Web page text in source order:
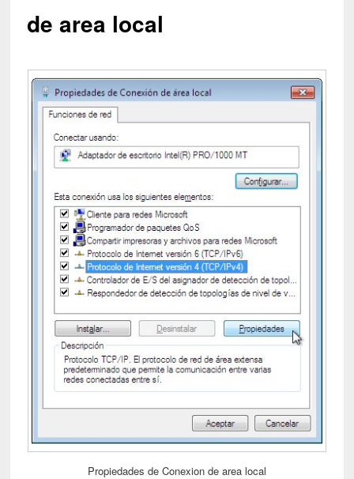
de area local
Propiedades de Conexion de area local